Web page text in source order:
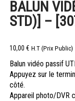
BALUN
STD)] –
10,00 € H.T (Prix Public)
Balun vidéo passif
Appuyez sur le
côté.
Appareil photo/DVR